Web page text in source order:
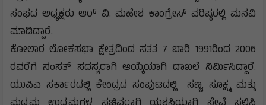
ಸಂಫದ ಅಧ್ಯಕ್ಷರು ಆರ್ ವಿ. ಮಹೇಶ ಕಾಂಗ್ರೇಸ್ ವರಿಷ್ಠರಲ್ಲಿ ಮನವಿ
ಮಾಡಿದ್ದಾರೆ.
ಕೋಲಾರ ಲೋಕಸಭಾ ಕ್ಷೇತ್ರದಿಂದ ಸತತ 7 ಬಾರಿ 1991ರಿಂದ 2006
ರವರೆಗೆ ಸಂಸತ್ ಸದಸ್ಯರಾಗಿ ಆಯ್ಕೆಯಾಗಿ ದಾಖಲೆ ನಿರ್ಮಿಸಿದ್ದಾರೆ.
ಯುಪಿಎ ಸರ್ಕಾರದಲ್ಲಿ ಕೇಂದ್ರದ ಸಂಪುಟದಲ್ಲಿ ಸಣ್ಣ, ಸೂಕ್ಷ್ಮ ಮತ್ತು